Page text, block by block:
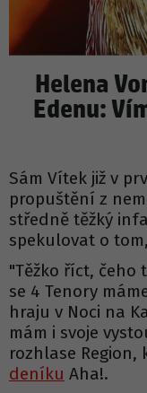
Helena
Edenu:
Sám Vítek již v
propuštění z
středně těžký
spekulovat o
"Těžko říct, čeho
se 4 Tenory
hraju v Noci na
mám i svoje
rozhlase
deníku Aha!.